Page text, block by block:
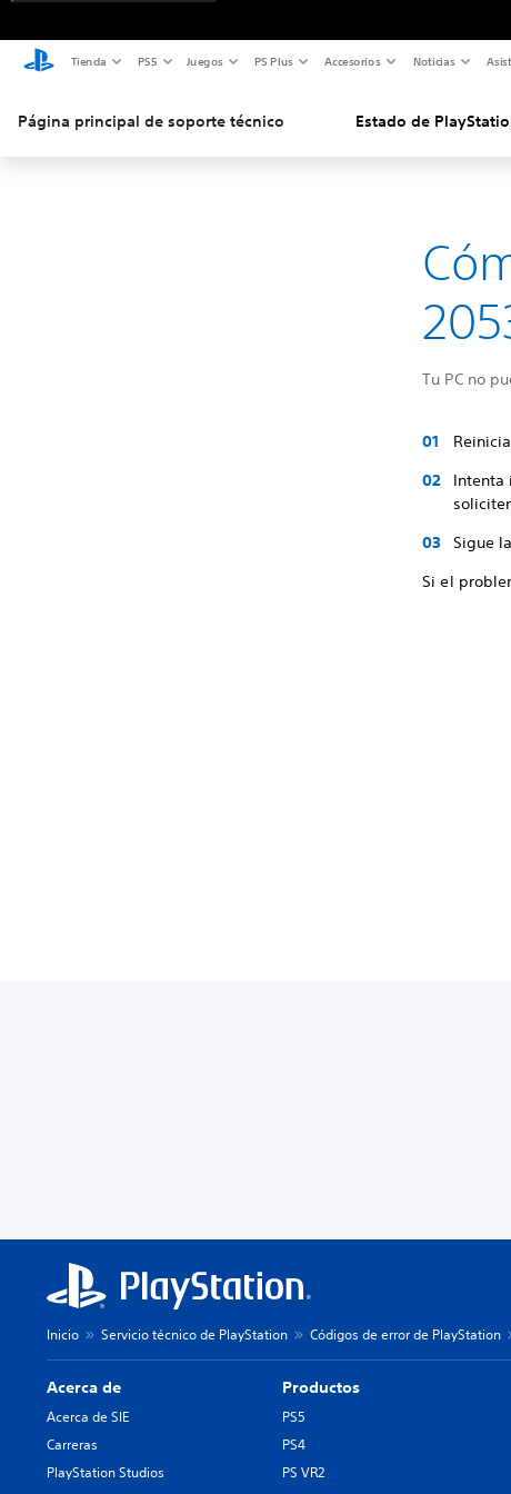
Tienda PS5 Juegos PS Plus Accesorios Noticias
Página principal de soporte técnico Estado de
Tu PC no
Intenta
Sigue
Si el
Inicio Servicio técnico de PlayStation Códigos de error de PlayStation
Acerca de
Acerca de SIE
Carreras
PlayStation Studios
Productos
PS5
PS4
PS VR2